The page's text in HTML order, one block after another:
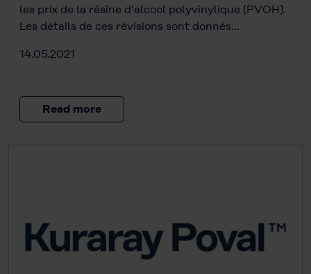
les prix de la résine d'alcool polyvinylique (PVOH).
Les détails de ces révisions sont donnés…
14.05.2021
Read more